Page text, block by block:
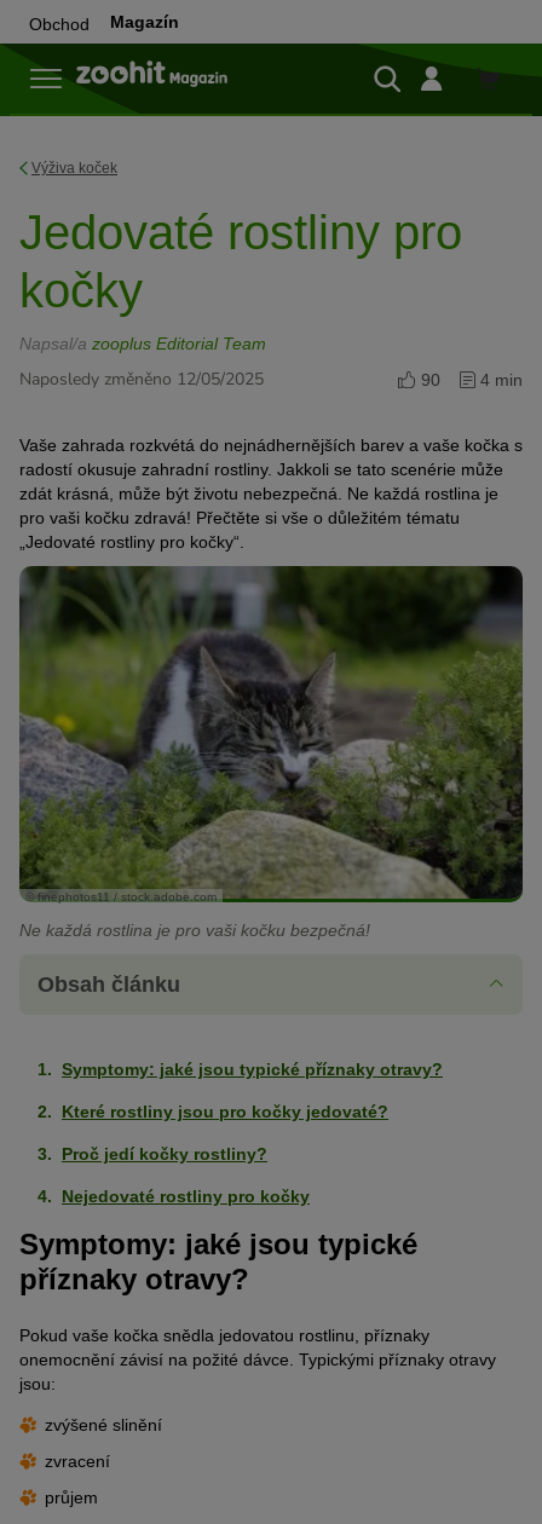
Obchod Magazín
Do
Výživa koček
Jedovaté rostliny pro
kočky
Napsal/a zooplus Editorial Team
Naposledy změněno 12/05/2025 90 4 min
Vaše zahrada rozkvétá do nejnádhernějších barev a vaše kočka s
radostí okusuje zahradní rostliny. Jakkoli se tato scenérie může
zdát krásná, může být životu nebezpečná. Ne každá rostlina je
pro vaši kočku zdravá! Přečtěte si vše o důležitém tématu
„Jedovaté rostliny pro kočky“.
© finephotos11 / stock.adobe.com
Ne každá rostlina je pro vaši kočku bezpečná!
Obsah článku
Symptomy: jaké jsou typické příznaky otravy?
Které rostliny jsou pro kočky jedovaté?
Proč jedí kočky rostliny?
Nejedovaté rostliny pro kočky
Symptomy: jaké jsou typické
příznaky otravy?
Pokud vaše kočka snědla jedovatou rostlinu, příznaky
onemocnění závisí na požité dávce. Typickými příznaky otravy
jsou:
zvýšené slinění
zvracení
průjem